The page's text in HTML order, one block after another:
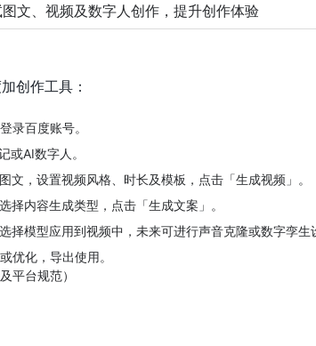
文、视频及数字人创作，提升创作体验
创作工具：
录百度账号。
或AI数字人。
文，设置视频风格、时长及模板，点击「生成视频」。
择内容生成类型，点击「生成文案」。
择模型应用到视频中，未来可进行声音克隆或数字孪生
优化，导出使用。
平台规范）